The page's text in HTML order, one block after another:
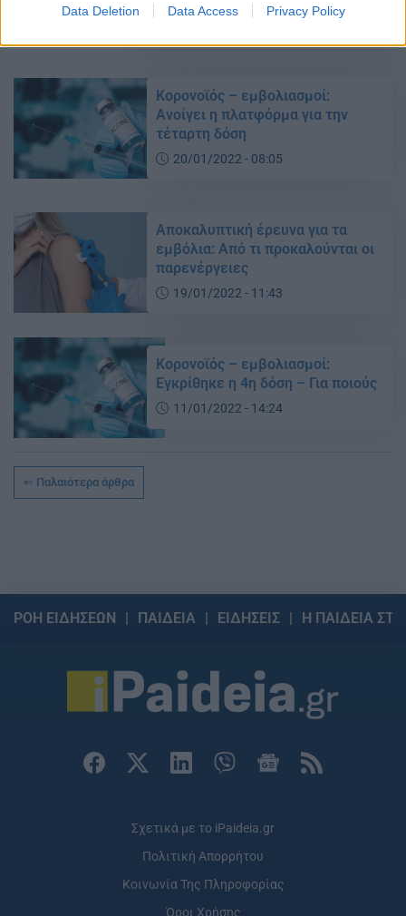
Data Deletion Data Access Privacy Policy
Κορονοϊός – εμβολιασμοί:
Aνοίγει η πλατφόρμα για την
τέταρτη δόση
20/01/2022 - 08:05
Αποκαλυπτική έρευνα για τα
εμβόλια: Από τι προκαλούνται οι
παρενέργειες
19/01/2022 - 11:43
Κορονοϊός – εμβολιασμοί:
Εγκρίθηκε η 4η δόση – Για ποιούς
11/01/2022 - 14:24
Παλαιότερα άρθρα
ΡΟΗ ΕΙΔΗΣΕΩΝ ΠΑΙΔΕΙΑ ΕΙΔΗΣΕΙΣ Η ΠΑΙΔΕΙΑ
Σχετικά με το iPaideia.gr
Πολιτική Απορρήτου
Κοινωνία Της Πληροφορίας